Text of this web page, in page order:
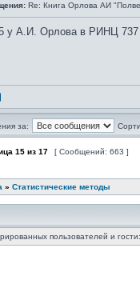
Re: Книга Орлова АИ
у А.И. Орлова в РИНЦ 737
за:
15 из 17 [ Сообщений: 663 ]
» Статистические методы
пользователей и